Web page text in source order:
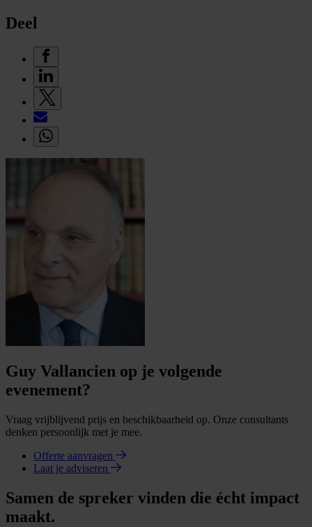
Deel
Guy Vallancien op je volgende
evenement?
Vraag vrijblijvend prijs en beschikbaarheid op. Onze consultants
denken persoonlijk met je mee.
Offerte aanvragen
Laat je adviseren
Samen de spreker vinden die écht impact
maakt.